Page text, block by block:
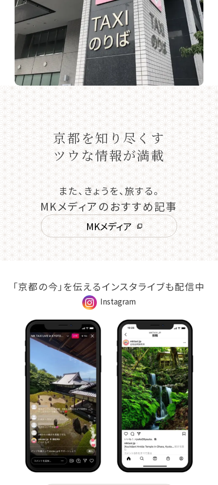
京都を知り尽くす
ツウな情報が満載
また、きょうを、旅する。
MKメディアのおすすめ記事
MKメディア
「京都の今」を伝えるインスタライブも配信中
Instagram